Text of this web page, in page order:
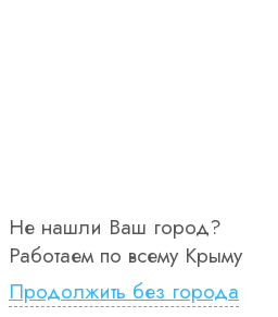
Не нашли Ваш город?
Работаем по всему Крыму
Продолжить без города